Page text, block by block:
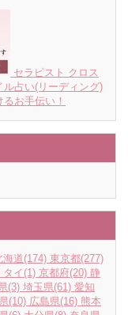
セラピスト クロス
占い(リーディング)
お手伝い！
海道(174) 東京都(277)
タイ (1) 京都府(20) 静
(3) 埼玉県(61) 愛知
(10) 広島県(16) 熊本